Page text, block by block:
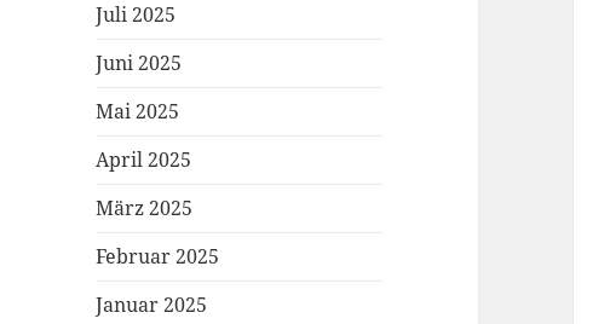
Juli 2025
Juni 2025
Mai 2025
April 2025
März 2025
Februar 2025
Januar 2025